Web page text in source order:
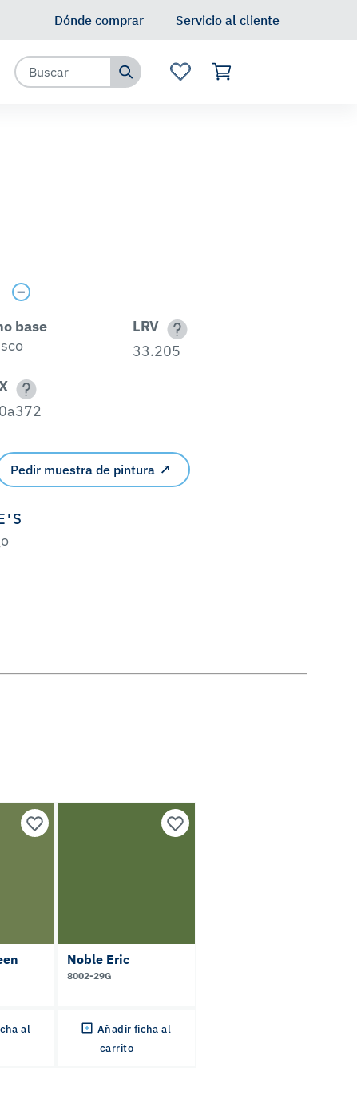
Dónde comprar
Servicio al cliente
base
LRV
33.205
Pedir muestra de pintura
al
Noble Eric
8002-29G
Añadir ficha al
carrito